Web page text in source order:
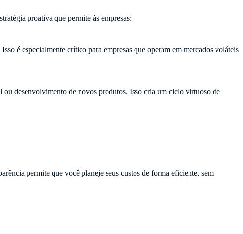
proativa que permite às empresas:
é especialmente crítico para empresas que operam em mercados voláteis
desenvolvimento de novos produtos. Isso cria um ciclo virtuoso de
permite que você planeje seus custos de forma eficiente, sem